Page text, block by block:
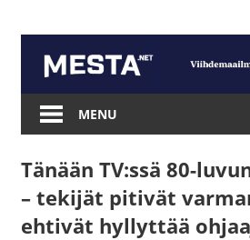
content
Mesta.net
MENU
Tänään TV:ssä 80-
– tekijät pitivät
ehtivät hyllyttää